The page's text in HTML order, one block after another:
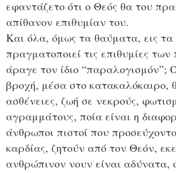
εφαντάζετο ότι ο Θεός θα του
απίθανον επιθυμίαν του.
Και όλα, όμως τα θαύματα, εις τα
πραγματοποιεί τις επιθυμίες
άραγε τον ίδιο “παραλογισμόν”;
βροχή, μέσα στο κατακαλόκαιρο,
ασθένειες, ζωή σε νεκρούς,
αγραμμάτους, ποία είναι η
άνθρωποι πιστοί που
καρδίας, ζητούν από τον Θεόν,
ανθρώπινον νουν είναι αδύνατα,